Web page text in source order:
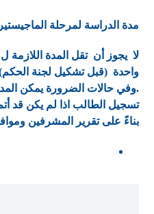
مدة الدراسة لمرحلة الماجيستير
لا يجوز أن تقل المدة
واحدة (قبل تشكيل لجنة
.وفي حالات الضرورة يمكن
تسجيل الطالب اذا لم يكن قد
بناءً على تقرير المشرفين